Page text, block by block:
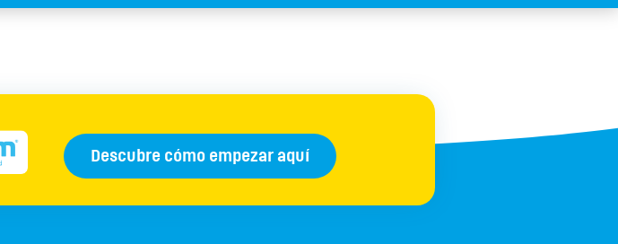
Descubre cómo empezar aquí